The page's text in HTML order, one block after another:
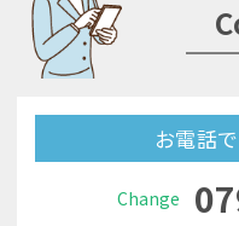
お電話
Change